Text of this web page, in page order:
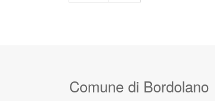
Comune di Bordolano